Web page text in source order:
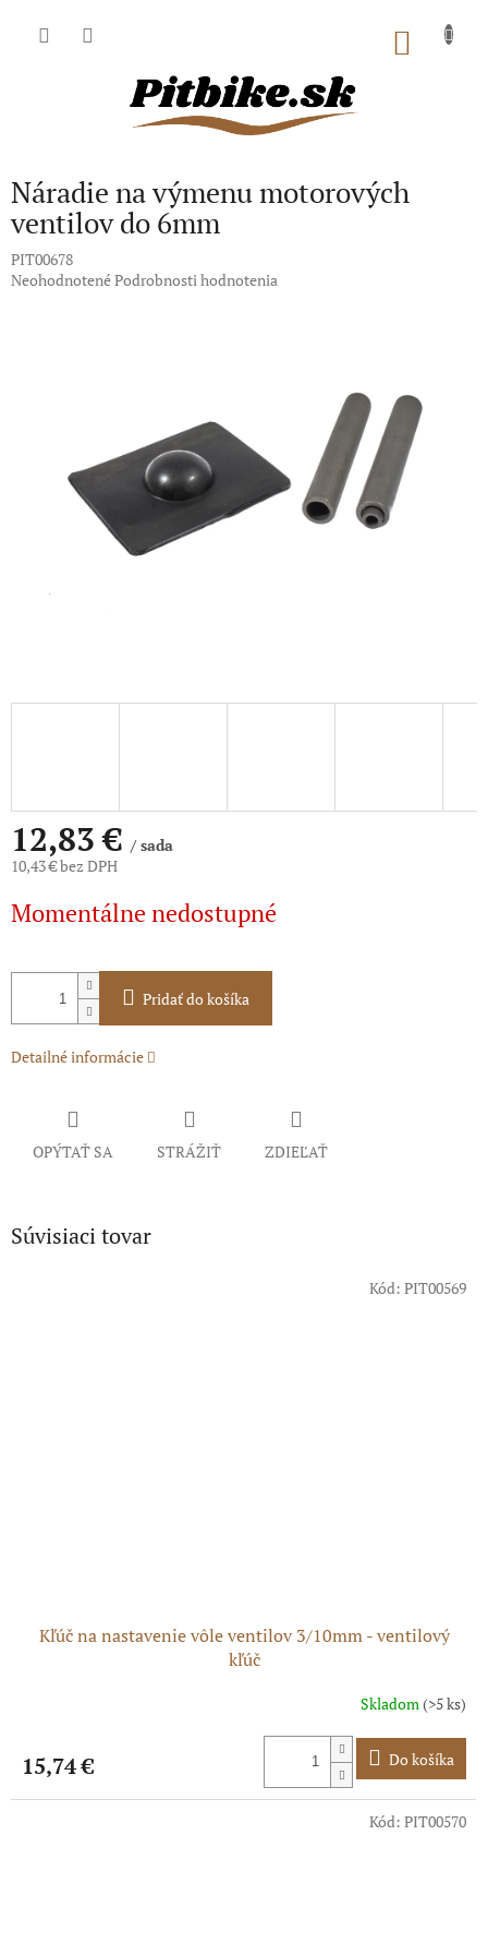
Náradie na výmenu motorových
ventilov do 6mm
PIT00678
Priemerné
NeohodnotenéPodrobnosti hodnotenia
12,83 €/ sada
10,43 € bez DPH
cena:
Momentálne nedostupné
Pridať do košíka
Detailné informácie
OPÝTAŤ SA STRÁŽIŤ ZDIEĽAŤ
Súvisiaci tovar
Kľúč na nastavenie vôle ventilov 3/10mm - ventilový
kľúč
Skladom(>5 ks)
15,74 € Do košíka
Kód: PIT00569
Kód: PIT00570